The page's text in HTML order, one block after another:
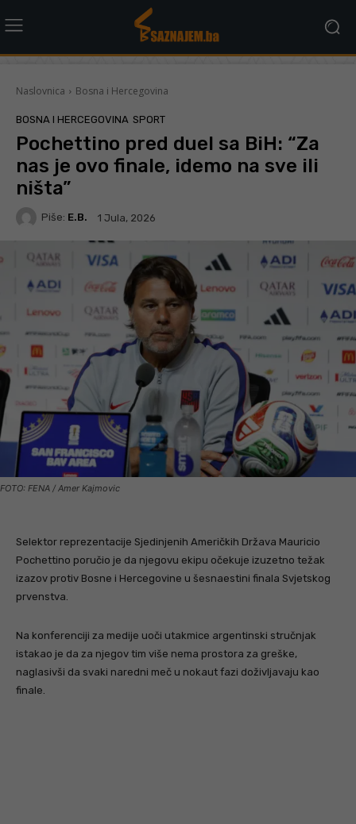
Naslovnica Bosna i Hercegovina
BOSNA I HERCEGOVINA SPORT
Pochettino pred duel sa BiH: “Za
nas je ovo finale, idemo na sve ili
ništa”
Piše: E.B. 1 Jula, 2026
FOTO: FENA / Amer Kajmovic
Selektor reprezentacije Sjedinjenih Američkih Država Mauricio
Pochettino poručio je da njegovu ekipu očekuje izuzetno težak
izazov protiv Bosne i Hercegovine u šesnaestini finala Svjetskog
prvenstva.
Na konferenciji za medije uoči utakmice argentinski stručnjak
istakao je da za njegov tim više nema prostora za greške,
naglasivši da svaki naredni meč u nokaut fazi doživljavaju kao
finale.